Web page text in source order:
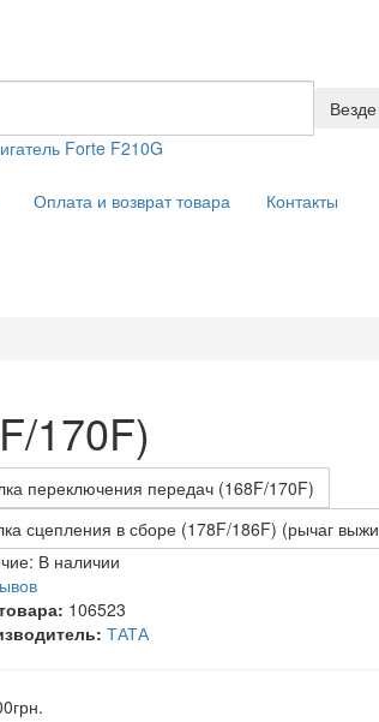
Везде
Forte F210G
Оплата и возврат товара Контакты
170F)
переключения передач (168F/170F)
сцепления в сборе (178F/186F) (рычаг
В наличии
106523
ТАТА